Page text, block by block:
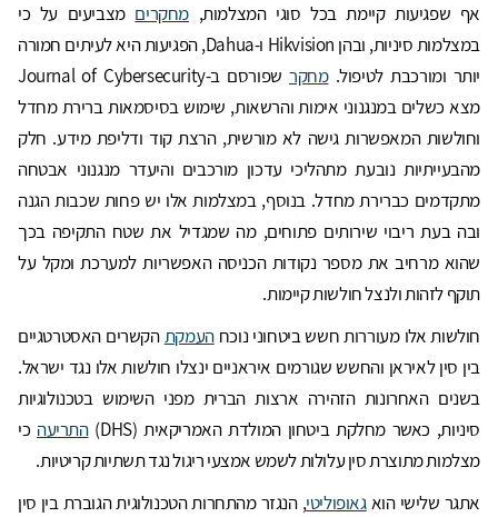
אף שפגיעות קיימת בכל סוגי המצלמות, מחקרים מצביעים על כי
במצלמות סיניות, ובהן Hikvision ו-Dahua, הפגיעות היא לעיתים חמורה
יותר ומורכבת לטיפול.מחקר
שפורסם ב-Journal of Cybersecurity
מצא כשלים במנגנוני אימות והרשאות, שימוש בסיסמאות ברירת מחדל
וחולשות המאפשרות גישה לא מורשית, הרצת קוד ודליפת מידע. חלק
מהבעייתיות נובעת מתהליכי עדכון מורכבים והיעדר מנגנוני אבטחה
מתקדמים כברירת מחדל. בנוסף, במצלמות אלו יש פחות שכבות הגנה
ובה בעת ריבוי שירותים פתוחים, מה שמגדיל את שטח התקיפה בכך
שהוא מרחיב את מספר נקודות הכניסה האפשריות למערכת ומקל על
תוקף לזהות ולנצל חולשות קיימות.
חולשות אלו מעוררות חשש ביטחוני נוכחהעמקתהקשרים האסטרטגיים
בין סין לאיראן והחשש שגורמים איראניים ינצלו חולשות אלו נגד ישראל.
בשנים האחרונות הזהירה ארצות הברית מפני השימוש בטכנולוגיות
סיניות, כאשר מחלקת ביטחון המולדת האמריקאית (DHS)
התריעה כי
מצלמות מתוצרת סין עלולות לשמש אמצעי ריגול נגד תשתיות קריטיות.
אתגר שלישי הואגאופוליטי, הנגזר מהתחרות הטכנולוגית הגוברת בין סין